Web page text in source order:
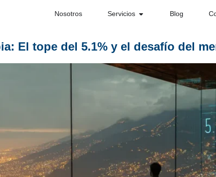
Nosotros Servicios Blog
El tope del 5.1% y el desafío del